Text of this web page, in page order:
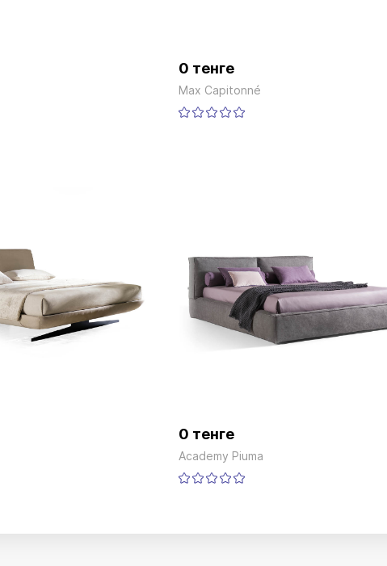
0 тенге
Max Capitonné
0 тенге
Academy Piuma